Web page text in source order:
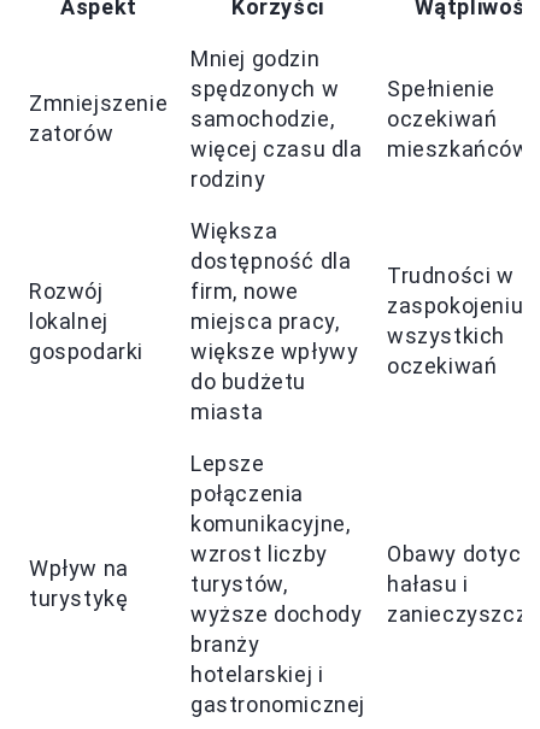
Aspekt Korzyści
Zmniejszenie
zatorów
Mniej godzin
spędzonych w
samochodzie,
więcej czasu dla
rodziny
Spełnienie
oczekiwań
mieszkańców
Rozwój
lokalnej
gospodarki
Większa
dostępność dla
firm, nowe
miejsca pracy,
większe wpływy
do budżetu
miasta
Trudności w
zaspokojeniu
wszystkich
oczekiwań
Wpływ na
turystykę
Lepsze
połączenia
komunikacyjne,
wzrost liczby
turystów,
wyższe dochody
branży
hotelarskiej i
gastronomicznej
Obawy
hałasu i